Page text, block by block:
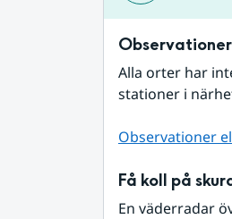
Alla orter har
stationer i
Observationer
Få koll på
En väderradar